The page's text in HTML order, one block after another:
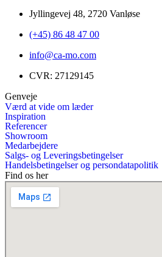
Jyllingevej 48, 2720 Vanløse
(+45) 86 48 47 00
info@ca-mo.com
CVR: 27129145
Genveje
Værd at vide om læder
Inspiration
Referencer
Showroom
Medarbejdere
Salgs- og Leveringsbetingelser
Handelsbetingelser og persondatapolitik
Find os her